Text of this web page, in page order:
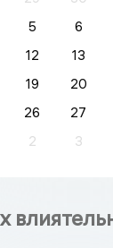
5 6
12 13
19 20
26 27
2 3